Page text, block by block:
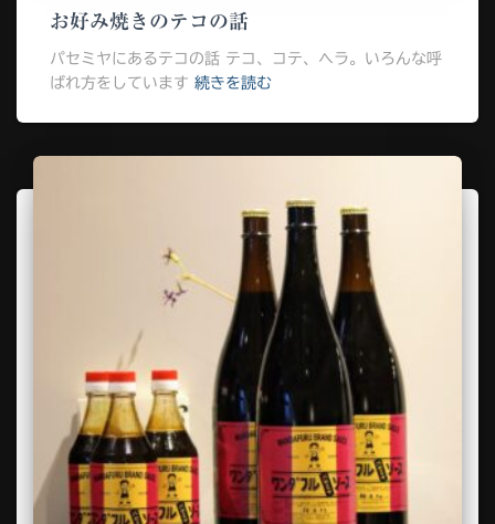
お好み焼きのテコの話
パセミヤにあるテコの話 テコ、コテ、ヘラ。いろんな呼
ばれ方をしています 続きを読む